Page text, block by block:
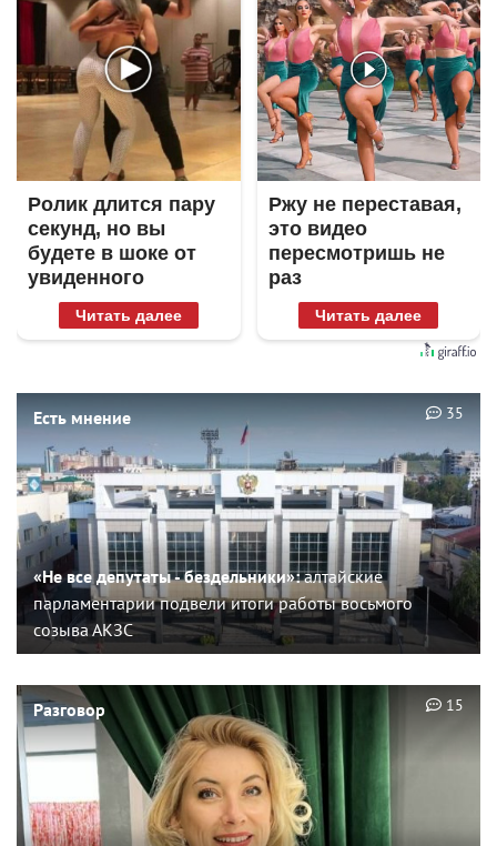
Ролик длится пару
секунд, но вы
будете в шоке от
увиденного
Читать далее
Ржу не переставая,
это видео
пересмотришь не
раз
Читать далее
Есть мнение
«Не все депутаты - бездельники»:алтайские
парламентарии подвели итоги работы восьмого
созыва АКЗС
35
Разговор 15